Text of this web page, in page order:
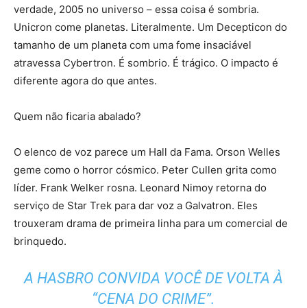
verdade, 2005 no universo – essa coisa é sombria.
Unicron come planetas. Literalmente. Um Decepticon do
tamanho de um planeta com uma fome insaciável
atravessa Cybertron. É sombrio. É trágico. O impacto é
diferente agora do que antes.
Quem não ficaria abalado?
O elenco de voz parece um Hall da Fama. Orson Welles
geme como o horror cósmico. Peter Cullen grita como
líder. Frank Welker rosna. Leonard Nimoy retorna do
serviço de Star Trek para dar voz a Galvatron. Eles
trouxeram drama de primeira linha para um comercial de
brinquedo.
A HASBRO CONVIDA VOCÊ DE VOLTA À
“CENA DO CRIME”.